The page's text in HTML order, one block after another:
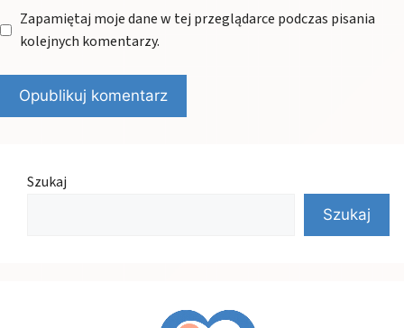
Zapamiętaj moje dane w tej przeglądarce podczas pisania
kolejnych komentarzy.
Szukaj
Szukaj